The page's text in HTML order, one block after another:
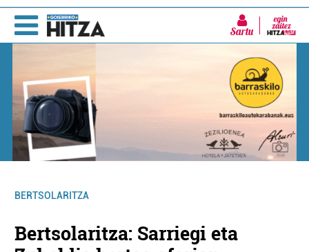
Sartu
BERTSOLARITZA
Bertsolaritza: Sarriegi eta